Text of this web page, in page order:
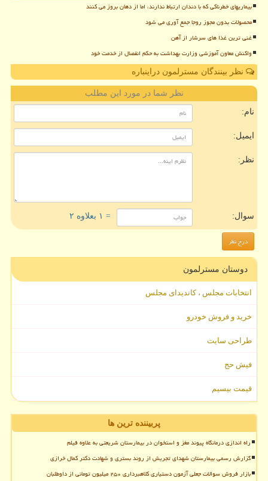
بیماریهای خطرناکی که با دندان ارتباط ندارند، اما از دهان بروز می کنند
محصولات بدون مجوز روجا جمع آوری می شود
غنی ترین غذا های سرشار از آهن
واکنش معاون آموزشی وزارت بهداشت به حکم انفصال از خدمت خود
نظر بینندگان مسترلمون دراینباره
نظر شما در مورد این مطلب
نام:
ایمیل:
نظر:
سوال: = ۱ بعلاوه ۲
دوستان مسترلمون
انتخابات مجلس ، کاندیدای مجلس
خرید و فروش خودرو
طراحی سایت
فیش حج
قیمت بیسیم
پربیننده ترین ها
راه اندازی درمانگاه پیوند مغز و استخوان در بیمارستان شریعتی به علاوه فیلم
گزارش رسمی بیمارستان شهدای تجریش از روند بستری و شهادت دکتر کمال خرازی
بازار فروش سوالات جعلی آزمون دستیاری کلاهبرداری ۲۵۰ میلیون تومانی از داوطلبان